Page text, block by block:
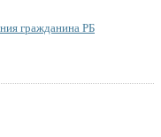
гражданина РБ